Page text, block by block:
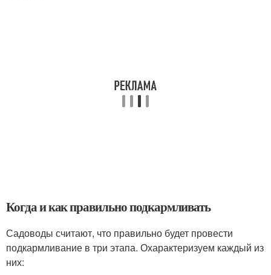
Когда и как правильно подкармливать
Садоводы считают, что правильно будет провести
подкармливание в три этапа. Охарактеризуем каждый из
них: